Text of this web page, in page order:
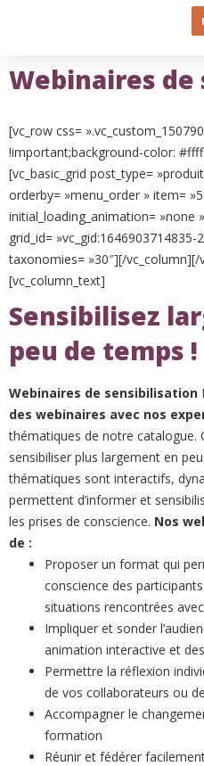
Webinaires
[vc_row css=
!important;background-color:
[vc_basic_grid post_type=
orderby= »menu_order » item=
initial_loading_animation= »none »
grid_id= »vc_gid:1646903714835-
taxonomies= »30″][/
[vc_column_text]
Sensibilisez
peu de temps !
Webinaires de sensibilisation
des webinaires avec nos
thématiques de notre catalogue.
sensibiliser plus largement en
thématiques sont interactifs,
permettent d’informer et
les prises de conscience. Nos
de :
Proposer un format qui
conscience des
situations rencontrées
Impliquer et sonder
animation interactive et
Permettre la réflexion
de vos collaborateurs ou
Accompagner le
formation
Réunir et fédérer